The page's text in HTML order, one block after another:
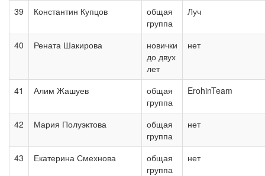
39 Константин Купцов
общая
группа
Луч
40 Рената Шакирова
новички
до двух
лет
нет
41 Алим Жашуев
общая
группа
ErohinTeam
42 Мария Полуэктова
общая
группа
нет
43 Екатерина Смехнова
общая
группа
нет